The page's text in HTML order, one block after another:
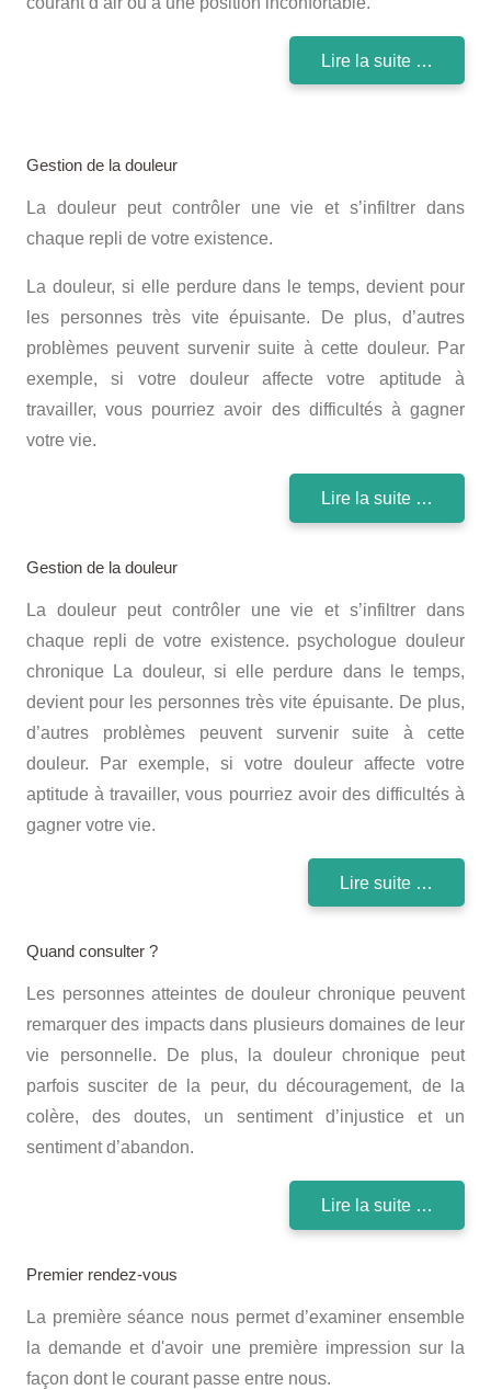
Lire la suite …
Gestion de la douleur
La douleur peut contrôler une vie et s’infiltrer dans
chaque repli de votre existence.
La douleur, si elle perdure dans le temps, devient pour
les personnes très vite épuisante. De plus, d’autres
problèmes peuvent survenir suite à cette douleur. Par
exemple, si votre douleur affecte votre aptitude à
travailler, vous pourriez avoir des difficultés à gagner
votre vie.
Lire la suite …
Gestion de la douleur
La douleur peut contrôler une vie et s’infiltrer dans
chaque repli de votre existence. psychologue douleur
chronique La douleur, si elle perdure dans le temps,
devient pour les personnes très vite épuisante. De plus,
d’autres problèmes peuvent survenir suite à cette
douleur. Par exemple, si votre douleur affecte votre
aptitude à travailler, vous pourriez avoir des difficultés à
gagner votre vie.
Lire suite …
Quand consulter ?
Les personnes atteintes de douleur chronique peuvent
remarquer des impacts dans plusieurs domaines de leur
vie personnelle. De plus, la douleur chronique peut
parfois susciter de la peur, du découragement, de la
colère, des doutes, un sentiment d’injustice et un
sentiment d’abandon.
Lire la suite …
Premier rendez-vous
La première séance nous permet d’examiner ensemble
la demande et d'avoir une première impression sur la
façon dont le courant passe entre nous.